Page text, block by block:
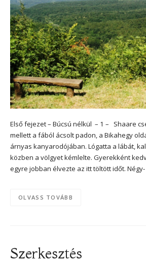
Első fejezet – Búcsú nélkül – 1 – Shaare
mellett a fából ácsolt padon, a Bikahegy
árnyas kanyarodójában. Lógatta a lábát,
közben a völgyet kémlelte. Gyerekként
egyre jobban élvezte az itt töltött időt.
OLVASS TOVÁBB
Szerkesztés